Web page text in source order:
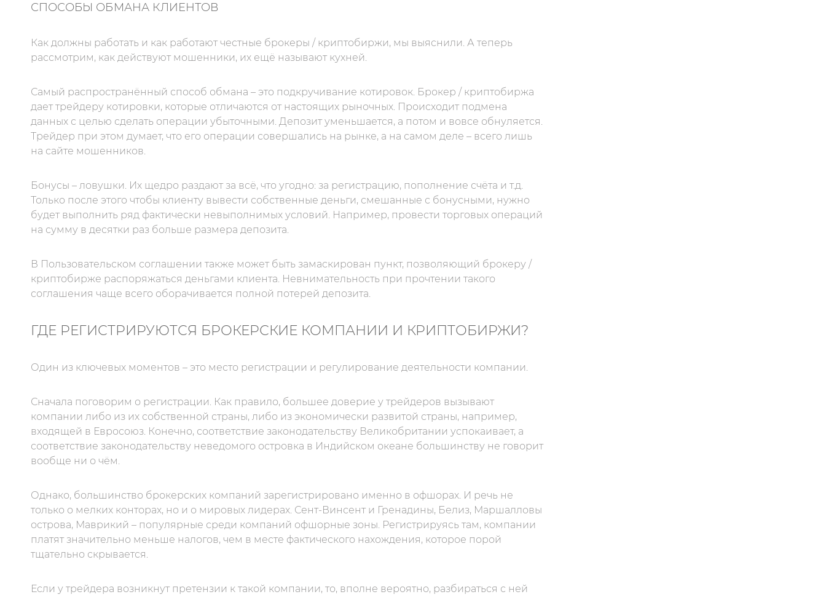
СПОСОБЫ ОБМАНА КЛИЕНТОВ
Как должны работать и как работают честные брокеры / криптобиржи, мы выяснили. А теперь
рассмотрим, как действуют мошенники, их ещё называют кухней.
Самый распространённый способ обмана – это подкручивание котировок. Брокер / криптобиржа
дает трейдеру котировки, которые отличаются от настоящих рыночных. Происходит подмена
данных с целью сделать операции убыточными. Депозит уменьшается, а потом и вовсе обнуляется.
Трейдер при этом думает, что его операции совершались на рынке, а на самом деле – всего лишь
на сайте мошенников.
Бонусы – ловушки. Их щедро раздают за всё, что угодно: за регистрацию, пополнение счёта и т.д.
Только после этого чтобы клиенту вывести собственные деньги, смешанные с бонусными, нужно
будет выполнить ряд фактически невыполнимых условий. Например, провести торговых операций
на сумму в десятки раз больше размера депозита.
В Пользовательском соглашении также может быть замаскирован пункт, позволяющий брокеру /
криптобирже распоряжаться деньгами клиента. Невнимательность при прочтении такого
соглашения чаще всего оборачивается полной потерей депозита.
ГДЕ РЕГИСТРИРУЮТСЯ БРОКЕРСКИЕ КОМПАНИИ И КРИПТОБИРЖИ?
Один из ключевых моментов – это место регистрации и регулирование деятельности компании.
Сначала поговорим о регистрации. Как правило, большее доверие у трейдеров вызывают
компании либо из их собственной страны, либо из экономически развитой страны, например,
входящей в Евросоюз. Конечно, соответствие законодательству Великобритании успокаивает, а
соответствие законодательству неведомого островка в Индийском океане большинству не говорит
вообще ни о чём.
Однако, большинство брокерских компаний зарегистрировано именно в офшорах. И речь не
только о мелких конторах, но и о мировых лидерах. Сент-Винсент и Гренадины, Белиз, Маршалловы
острова, Маврикий – популярные среди компаний офшорные зоны. Регистрируясь там, компании
платят значительно меньше налогов, чем в месте фактического нахождения, которое порой
тщательно скрывается.
Если у трейдера возникнут претензии к такой компании, то, вполне вероятно, разбираться с ней